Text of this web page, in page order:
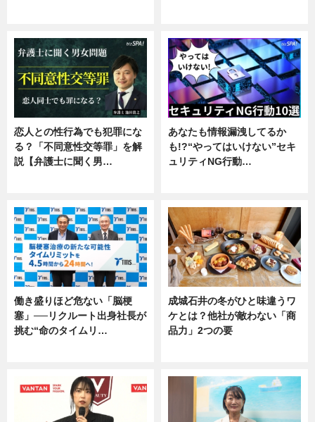
恋人との性行為でも犯罪にな
る？「不同意性交等罪」を解
説【弁護士に聞く男…
あなたも情報漏洩してるか
も!?“やってはいけない”セキ
ュリティNG行動…
働き盛りほど危ない「脳梗
塞」──リクルート出身社長が
挑む“命のタイムリ…
成城石井の冬がひと味違うワ
ケとは？他社が敵わない「商
品力」2つの要